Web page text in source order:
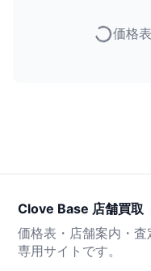
価格
Clove Base 店舗買取
価格表・店舗案内・
専用サイトです。